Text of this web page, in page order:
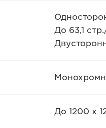
До 63,1
До 1200 х